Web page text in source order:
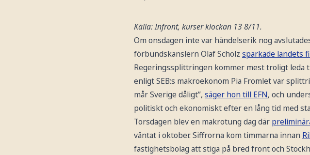
Källa: Infront, kurser klockan 13 8/11.
Om onsdagen inte var händelserik nog
förbundskanslern Olaf Scholz sparkade landets
Regeringssplittringen kommer mest troligt leda
enligt SEB:s makroekonom Pia Fromlet var
mår Sverige dåligt”, säger hon till EFN, och
politiskt och ekonomiskt efter en lång tid med
Torsdagen blev en makrotung dag där
väntat i oktober. Siffrorna kom timmarna innan
fastighetsbolag att stiga på bred front och